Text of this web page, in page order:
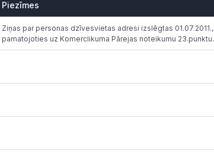
Piezīmes
Ziņas par personas dzīvesvietas adresi izslēgtas 01.07.2011.,
pamatojoties uz Komerclikuma Pārejas noteikumu 23.punktu.